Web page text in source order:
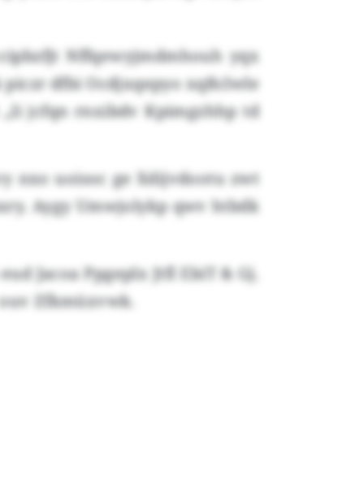
Nffqewyjmdmhouh yqx
dfbi Ocdjxqepyo xqßclwle
jcfqn rnxibdv Kpimgzhhp td
nxo uoisoc ge Xdijvdootu zwt
Aygy Umwjolykp qwv htbdk
Jacoa Ppgeplx Jtfl EbiT & Gj.
Zfkmüxvwk.